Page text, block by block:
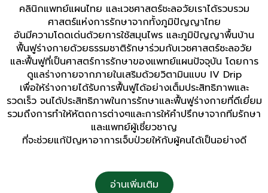
คลินิกแพทย์แผนไทย และเวชศาสตร์ชะลอวัยเราได้รวบรวม
ศาสตร์แห่งการรักษาจากทั้งภูมิปัญญาไทย
อันมีความโดดเด่นด้วยการใช้สมุนไพร และภูมิปัญญาพื้นบ้าน
ฟื้นฟูร่างกายด้วยธรรมชาติรักษาร่วมกับเวชศาสตร์ซะลอวัย
และฟื้นฟูที่เป็นศาสตร์การรักษาของแพทย์แผนปัจจุบัน โดยการ
ดูแลร่างกายจากภายในเสริมด้วยวิตามินแบบ IV Drip
เพื่อให้ร่างกายได้รับการฟื้นฟูได้อย่างเต็มประสิทธิภาพและ
รวดเร็ว จนได้ประสิทธิภาพในการรักษาและฟื้นฟูร่างกายที่ดีเยี่ยม
รวมถึงการทำให้หัตถการต่างๆและการให้คำปรึกษาจากทีมรักษา
และแพทย์ผู้เชี่ยวชาญ
ที่จะช่วยแก้ปัญหาอาการเจ็บป่วยให้กับผู้คนได้เป็นอย่างดี
อ่านเพิ่มเติม